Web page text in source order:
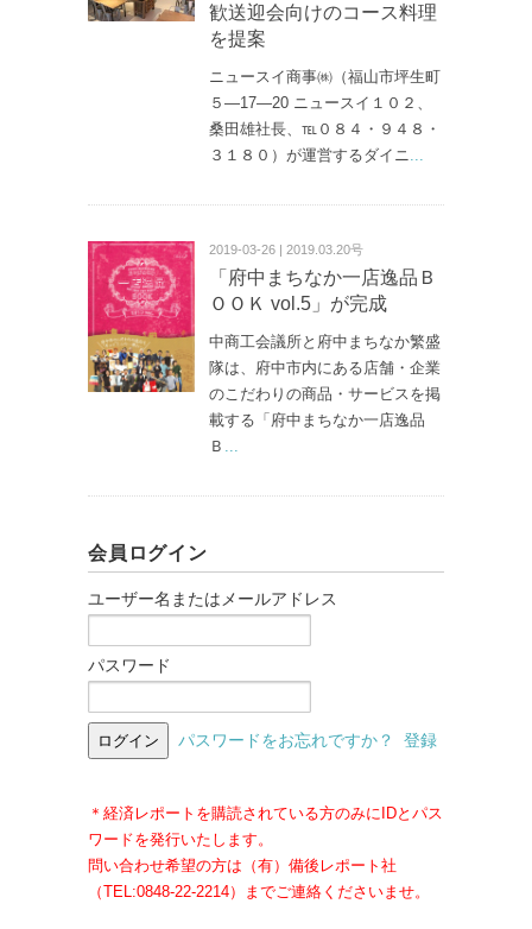
歓送迎会向けのコース料理
を提案
ニュースイ商事㈱（福山市坪生町
５—17—20 ニュースイ１０２、
桑田雄社長、℡０８４・９４８・
３１８０）が運営するダイニ...
2019-03-26 | 2019.03.20号
「府中まちなか一店逸品Ｂ
ＯＯＫ vol.5」が完成
中商工会議所と府中まちなか繁盛
隊は、府中市内にある店舗・企業
のこだわりの商品・サービスを掲
載する「府中まちなか一店逸品
Ｂ ...
会員ログイン
ユーザー名またはメールアドレス
パスワード
パスワードをお忘れですか？ 登録
＊経済レポートを購読されている方のみにIDとパス
ワードを発行いたします。
問い合わせ希望の方は（有）備後レポート社
（TEL:0848-22-2214）までご連絡くださいませ。